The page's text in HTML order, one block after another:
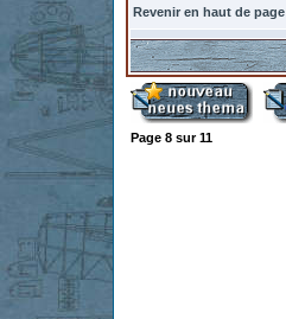
Revenir en haut de page
Page 8 sur11